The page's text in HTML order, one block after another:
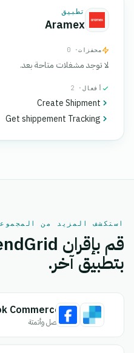
تطبيق
Aramex
محفزات· 0
لا توجد مشغلات متاحة بعد.
أفعال · 2
Create Shipment
Get shippement Tracking
استكشف المزيد من
بتطبيق آخر.
Commerce
اتصل وأتمتة